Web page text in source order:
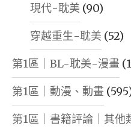
現代-耽美 (90)
穿越重生-耽美 (52)
第1區｜BL-耽美-漫畫
第1區｜動漫、動畫
第1區｜書籍評論｜其他